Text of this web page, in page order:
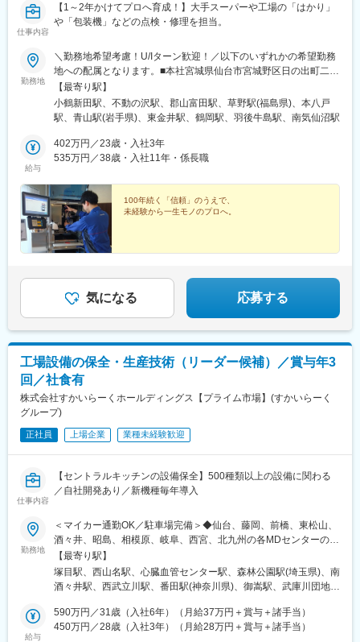
（4）量産立ち上げ・改善活動
◇量産初期の工程安定化（トラブル解析・改善）
◇品質改善・コスト改善（原価低減施策立案）
（5）電気・制御・システム対応（保有スキルに応じて）
◇充填機・ブロー機・包装機のPLC・ロボット制御改善、条件変
更
■当社の社風・魅力について：
現場やお客様の声を起点に、仮説検証と改良を素早く重ねる風土
がございます。失敗を次の挑戦につなげる文化が根付いていま
す。
◎小さく始め、大きく育てる経営スタイル
内製化と柔軟な投資判断により新たな市場を創出。若手社員にも
◎実力を正当に評価する人材育成環境
年次にとらわれず360度評価で成果や挑戦を評価。教育制度も充
実しており、職種の枠を越えた成長機会がございます。
変更の範囲：会社の定める業務
仕事内容
【1～2年かけてプロへ育成！】大手スーパーや工場の「はかり」
や「包装機」などの点検・修理を担当。
勤務地
＼勤務地希望考慮！U/Iターン歓迎！／以下のいずれかの希望勤務
地への配属となります。■本社宮城県仙台市宮城野区日の出町二丁
目2番22号■気仙沼営業所宮城県気仙沼市本郷13番10号■郡山営業
所福島県郡山市八山田五丁目15 輝ビルB-101■いわき営業所福島
県いわき市平中神谷字細田99番1号■山形営業所山形県山形市嶋南
業所青森県八戸市八太郎一丁目4番19号■盛岡営業所岩手県盛岡市
前九年三丁目5番22号■秋田営業所秋田県秋田市山王中園町11番35
【最寄り駅】
小鶴新田駅、不動の沢駅、郡山富田駅、草野駅(福島県)、本八戸
駅、青山駅(岩手県)、東金井駅、鶴岡駅、羽後牛島駅、南気仙沼駅
給与
402万円／23歳・入社3年
535万円／38歳・入社11年・係長職
100年続く「信頼」のうえで、
未経験から一生モノのプロへ。
気になる 応募する
工場設備の保全・生産技術（リーダー候補）／賞与年3
回／社食有
株式会社すかいらーくホールディングス【プライム市場】(すかいらーく
グループ)
正社員 上場企業 業種未経験歓迎
仕事内容
【セントラルキッチンの設備保全】500種類以上の設備に関わる
／自社開発あり／新機種毎年導入
勤務地
＜マイカー通勤OK／駐車場完備＞◆仙台、藤岡、前橋、東松山、
酒々井、昭島、相模原、岐阜、西宮、北九州の各MDセンターのい
ずれか※選考時に勤務地のご希望をお伺いします■仙台MDセンタ
ー宮城県黒川郡大衡村松の平2-5■藤岡工場群馬県藤岡市中大塚
1065-4■前橋工場群馬県前橋市小坂子町921-1■東松山MDセンター
千葉県印旛郡酒々井町墨字木戸1577-1■昭島MDセンター東京都昭
島市武蔵野2-11-10■相模原MDセンター神奈川県相模原市中央区
【最寄り駅】
塚目駅、西山名駅、心臓血管センター駅、森林公園駅(埼玉県)、南
酒々井駅、西武立川駅、番田駅(神奈川県)、御嵩駅、武庫川団地前
給与
590万円／31歳（入社6年）（月給37万円＋賞与＋諸手当）
450万円／28歳（入社3年）（月給28万円＋賞与＋諸手当）